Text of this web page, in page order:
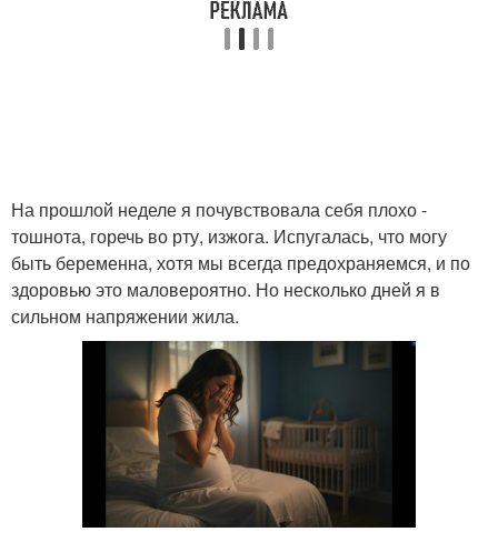
На прошлой неделе я почувствовала себя плохо -
тошнота, горечь во рту, изжога. Испугалась, что могу
быть беременна, хотя мы всегда предохраняемся, и по
здоровью это маловероятно. Но несколько дней я в
сильном напряжении жила.